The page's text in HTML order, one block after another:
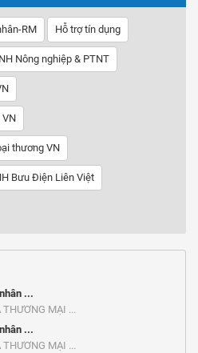
RM Hỗ trợ tín dụng
Nông nghiệp & PTNT
VN
thương VN
Bưu Điện Liên Việt
...
THƯƠNG MẠI ...
...
THƯƠNG MẠI ...